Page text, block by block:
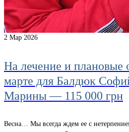
2 Мар 2026
На лечение и плановые
марте для Балдюк
Марины — 115 000 грн
Весна… Мы всегда ждем ее с